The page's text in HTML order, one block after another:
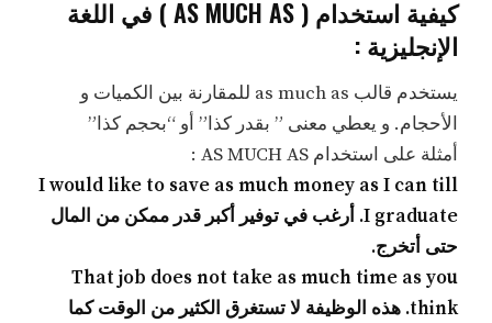
كيفية استخدام ( AS MUCH AS ) في اللغة
الإنجليزية :
يستخدم قالب as much as للمقارنة بين الكميات و
الأحجام. و يعطي معنى ” بقدر كذا” أو “بحجم كذا”
أمثلة على استخدام AS MUCH AS :
I would like to save as much money as I can till
I graduate. أرغب في توفير أكبر قدر ممكن من المال
حتى أتخرج.
That job does not take as much time as you
think. هذه الوظيفة لا تستغرق الكثير من الوقت كما